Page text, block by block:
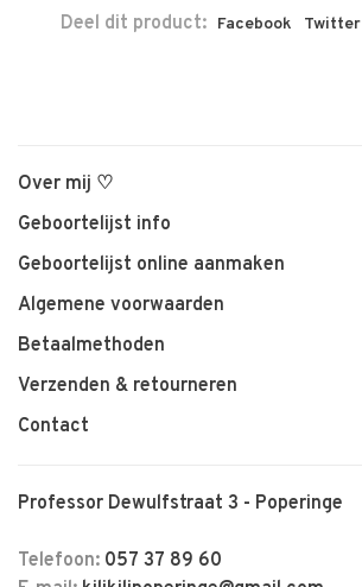
Deel dit product: Facebook Twitter
Over mij ♡
Geboortelijst info
Geboortelijst online aanmaken
Algemene voorwaarden
Betaalmethoden
Verzenden & retourneren
Contact
Professor Dewulfstraat 3 - Poperinge
Telefoon: 057 37 89 60